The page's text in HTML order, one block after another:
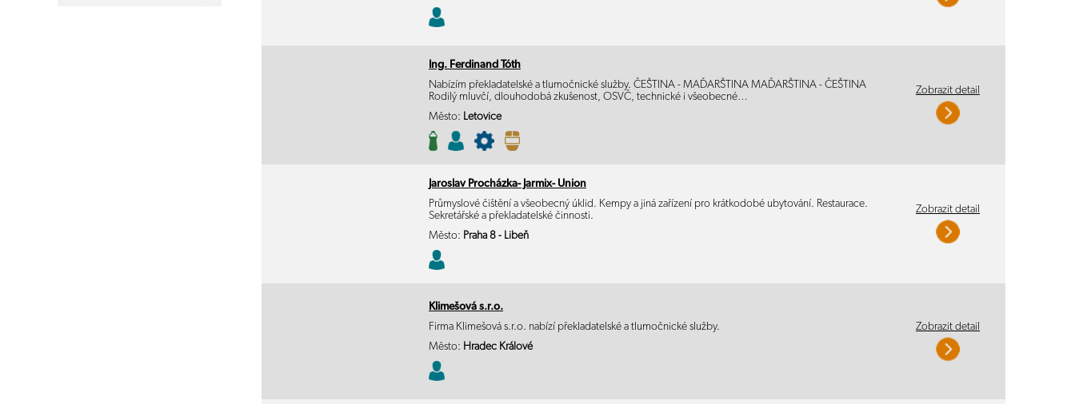
Ing. Ferdinand Tóth
Nabízím překladatelské a tlumočnické služby. ČEŠTINA - MAĎARŠTINA MAĎARŠTINA - ČEŠTINA
Rodilý mluvčí, dlouhodobá zkušenost, OSVČ, technické i všeobecné…
Město: Letovice
Zobrazit detail
Jaroslav Procházka- Jarmix- Union
Průmyslové čištění a všeobecný úklid. Kempy a jiná zařízení pro krátkodobé ubytování. Restaurace.
Sekretářské a překladatelské činnosti.
Město: Praha 8 - Libeň
Zobrazit detail
Klimešová s.r.o.
Firma Klimešová s.r.o. nabízí překladatelské a tlumočnické služby.
Město: Hradec Králové
Zobrazit detail